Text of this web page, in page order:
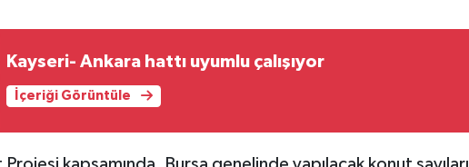
Kayseri- Ankara hattı uyumlu çalışıyor
İçeriği Görüntüle